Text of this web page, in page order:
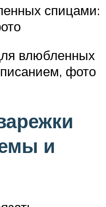
спицами:
влюбленных
фото
и